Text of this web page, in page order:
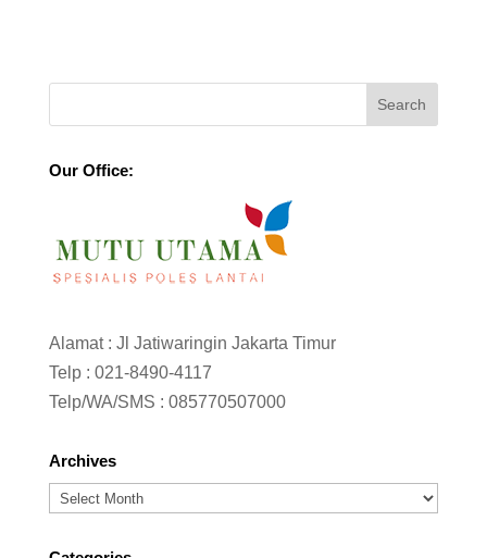
Our Office:
Alamat : Jl Jatiwaringin Jakarta Timur
Telp : 021-8490-4117
Telp/WA/SMS : 085770507000
Archives
Archives